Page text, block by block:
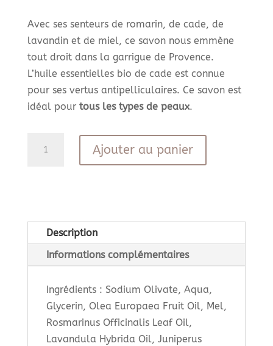
Avec ses senteurs de romarin, de cade, de
lavandin et de miel, ce savon nous emmène
tout droit dans la garrigue de Provence.
L’huile essentielles bio de cade est connue
pour ses vertus antipelliculaires. Ce savon est
idéal pour tous les types de peaux.
miel
Ajouter au panier
Description
Informations complémentaires
Ingrédients : Sodium Olivate, Aqua,
Glycerin, Olea Europaea Fruit Oil, Mel,
Rosmarinus Officinalis Leaf Oil,
Lavandula Hybrida Oil, Juniperus